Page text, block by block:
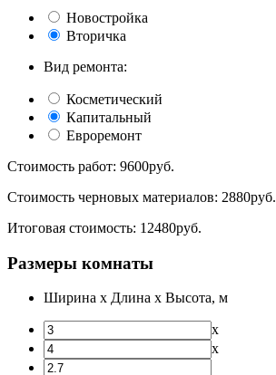
Новостройка
Вторичка
Вид ремонта:
Косметический
Капитальный
Евроремонт
Стоимость работ: 9600руб.
Стоимость черновых материалов: 2880руб.
Итоговая стоимость: 12480руб.
Размеры комнаты
Ширина х Длина х Высота, м
х
х